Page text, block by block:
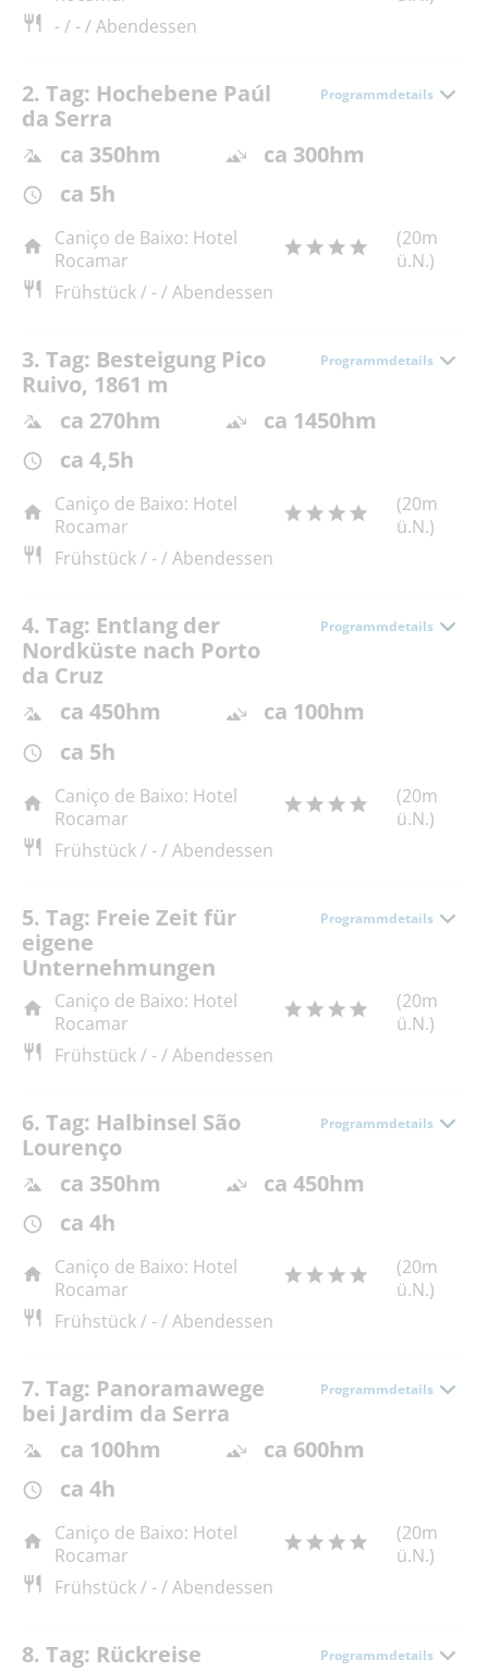
- / - / Abendessen
2. Tag: Hochebene Paúl
da Serra
Programmdetails
ca 350hm
ca 300hm
ca 5h
Caniço de Baixo: Hotel
Rocamar
(20m
ü.N.)
Frühstück / - / Abendessen
3. Tag: Besteigung Pico
Ruivo, 1861 m
Programmdetails
ca 270hm
ca 1450hm
ca 4,5h
Caniço de Baixo: Hotel
Rocamar
(20m
ü.N.)
Frühstück / - / Abendessen
4. Tag: Entlang der
Nordküste nach Porto
da Cruz
Programmdetails
ca 450hm
ca 100hm
ca 5h
Caniço de Baixo: Hotel
Rocamar
(20m
ü.N.)
Frühstück / - / Abendessen
5. Tag: Freie Zeit für
eigene
Unternehmungen
Programmdetails
Caniço de Baixo: Hotel
Rocamar
(20m
ü.N.)
Frühstück / - / Abendessen
6. Tag: Halbinsel São
Lourenço
Programmdetails
ca 350hm
ca 450hm
ca 4h
Caniço de Baixo: Hotel
Rocamar
(20m
ü.N.)
Frühstück / - / Abendessen
7. Tag: Panoramawege
bei Jardim da Serra
Programmdetails
ca 100hm
ca 600hm
ca 4h
Caniço de Baixo: Hotel
Rocamar
(20m
ü.N.)
Frühstück / - / Abendessen
8. Tag: Rückreise Programmdetails